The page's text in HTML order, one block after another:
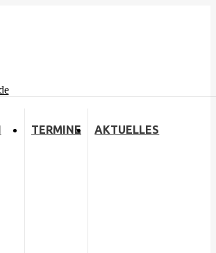
TERMINE AKTUELLES